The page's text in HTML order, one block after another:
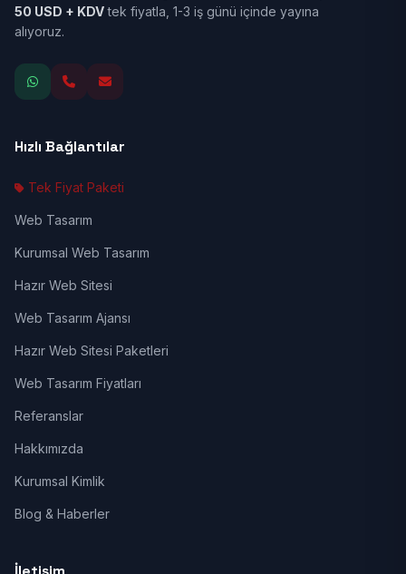
50 USD + KDVtek fiyatla, 1-3 iş günü içinde yayına
alıyoruz.
Hızlı Bağlantılar
Tek Fiyat Paketi
Web Tasarım
Kurumsal Web Tasarım
Hazır Web Sitesi
Web Tasarım Ajansı
Hazır Web Sitesi Paketleri
Web Tasarım Fiyatları
Referanslar
Hakkımızda
Kurumsal Kimlik
Blog & Haberler